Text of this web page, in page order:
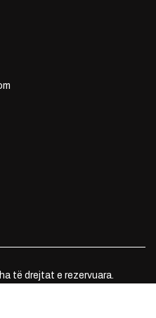
të drejtat e rezervuara.